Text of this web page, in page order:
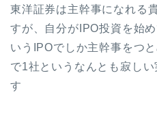
東洋証券は主幹事になれる
すが、自分がIPO投資を始
いうIPOでしか主幹事をつ
で1社というなんとも寂し
す